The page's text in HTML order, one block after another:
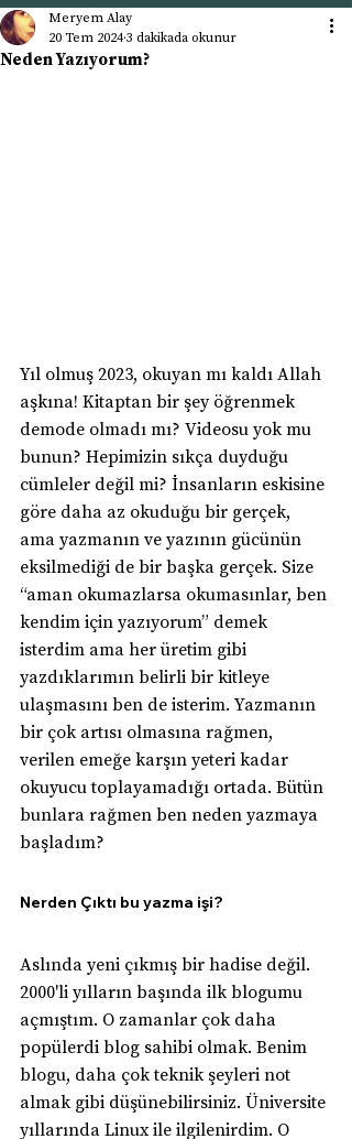
Neden Yazıyorum?
Meryem Alay
20 Tem 20243 dakikada okunur
Yıl olmuş 2023, okuyan mı kaldı Allah
aşkına! Kitaptan bir şey öğrenmek
demode olmadı mı? Videosu yok mu
bunun? Hepimizin sıkça duyduğu
cümleler değil mi? İnsanların eskisine
göre daha az okuduğu bir gerçek,
ama yazmanın ve yazının gücünün
eksilmediği de bir başka gerçek. Size
“aman okumazlarsa okumasınlar, ben
kendim için yazıyorum” demek
isterdim ama her üretim gibi
yazdıklarımın belirli bir kitleye
ulaşmasını ben de isterim. Yazmanın
bir çok artısı olmasına rağmen,
verilen emeğe karşın yeteri kadar
okuyucu toplayamadığı ortada. Bütün
bunlara rağmen ben neden yazmaya
başladım?
Nerden Çıktı bu yazma işi?
Aslında yeni çıkmış bir hadise değil.
2000'li yılların başında ilk blogumu
açmıştım. O zamanlar çok daha
popülerdi blog sahibi olmak. Benim
blogu, daha çok teknik şeyleri not
almak gibi düşünebilirsiniz. Üniversite
yıllarında Linux ile ilgilenirdim. O